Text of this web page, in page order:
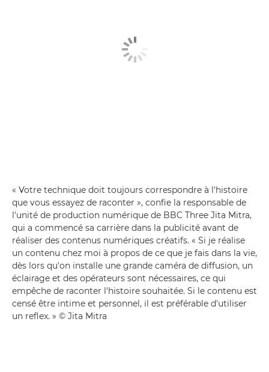
« Votre technique doit toujours correspondre à l'histoire
que vous essayez de raconter », confie la responsable de
l'unité de production numérique de BBC Three Jita Mitra,
qui a commencé sa carrière dans la publicité avant de
réaliser des contenus numériques créatifs. « Si je réalise
un contenu chez moi à propos de ce que je fais dans la vie,
dès lors qu'on installe une grande caméra de diffusion, un
éclairage et des opérateurs sont nécessaires, ce qui
empêche de raconter l'histoire souhaitée. Si le contenu est
censé être intime et personnel, il est préférable d'utiliser
un reflex. » © Jita Mitra